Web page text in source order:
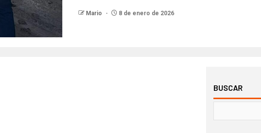
Mario 8 de enero de 2026
BUSCAR